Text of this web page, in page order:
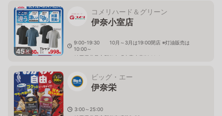
45枚
コメリハード＆グリーン
伊奈小室店
9:00-19:30 10月～3月は19:00閉店 ※灯油販売は
10:00～
埼玉県北足立郡伊奈町大字小室5644-1
ビッグ・エー
伊奈栄
3:00～25:00